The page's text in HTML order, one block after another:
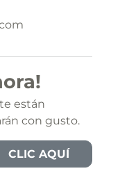
están
con gusto.
CLIC AQUÍ